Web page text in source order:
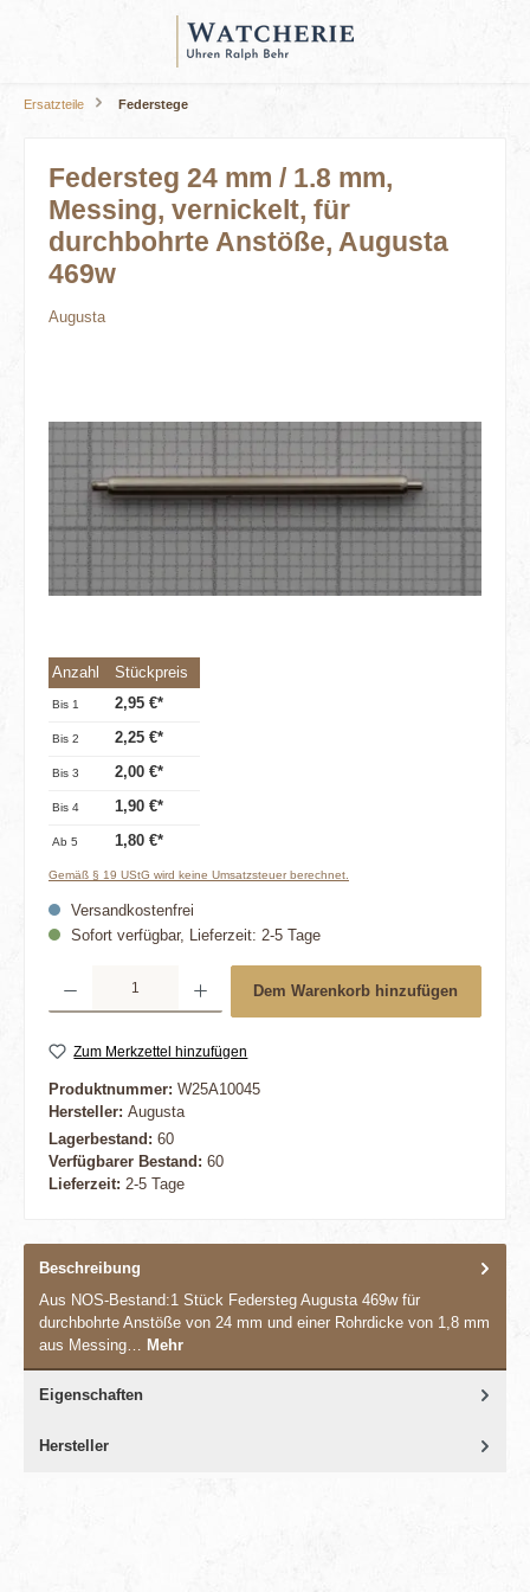
Ersatzteile Federstege
Federsteg 24 mm / 1.8 mm,
Messing, vernickelt, für
durchbohrte Anstöße, Augusta
469w
Augusta
Anzahl Stückpreis
Bis 1 2,95 €*
Bis2 2,25 €*
Bis3 2,00 €*
Bis4 1,90 €*
Ab5 1,80 €*
Gemäß § 19 UStG wird keine Umsatzsteuer berechnet.
Versandkostenfrei
Sofort verfügbar, Lieferzeit: 2-5 Tage
Dem Warenkorb hinzufügen
Zum Merkzettel hinzufügen
Produktnummer: W25A10045
Hersteller: Augusta
Lagerbestand: 60
Verfügbarer Bestand: 60
Lieferzeit: 2-5 Tage
Beschreibung
Aus NOS-Bestand:1 Stück Federsteg Augusta 469w für
durchbohrte Anstöße von 24 mm und einer Rohrdicke von 1,8 mm
aus Messing… Mehr
Eigenschaften
Hersteller